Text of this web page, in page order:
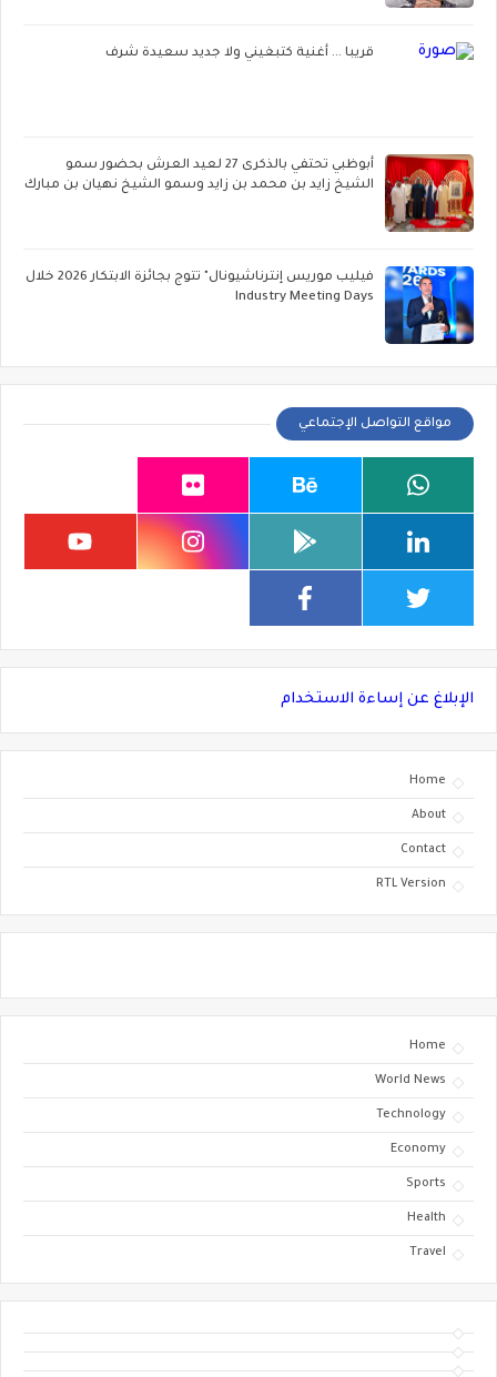
قريبا ... أغنية كتبغيني ولا جديد سعيدة شرف
أبوظبي تحتفي بالذكرى 27 لعيد العرش بحضور سمو
الشيخ زايد بن محمد بن زايد وسمو الشيخ نهيان بن مبارك
فيليب موريس إنترناشيونال" تتوج بجائزة الابتكار 2026 خلال
Industry Meeting Days
مواقع التواصل الإجتماعي
الإبلاغ عن إساءة الاستخدام
Home
About
Contact
RTL Version
Home
World News
Technology
Economy
Sports
Health
Travel